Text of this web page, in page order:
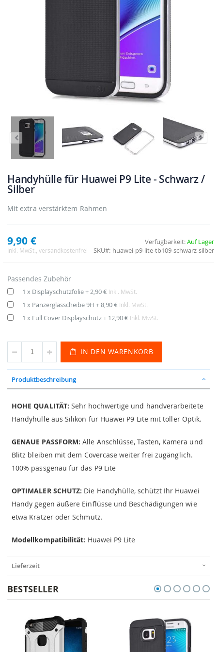
Handyhülle für Huawei P9 Lite - Schwarz /
Silber
Mit extra verstärktem Rahmen
9,90 €
Inkl. MwSt. , versandkostenfrei
Verfügbarkeit:Auf Lager
SKU
huawei-p9-lite-tb109-schwarz-silber
Passendes Zubehör
1 x Displayschutzfolie+ 2,90 € Inkl. MwSt.
1 x Panzerglasscheibe 9H +8,90 € Inkl. MwSt.
1 x Full Cover Displayschutz+ 12,90 € Inkl. MwSt.
IN DEN WARENKORB
Produktbeschreibung
HOHE QUALITÄT: Sehr hochwertige und handverarbeitete
Handyhülle aus Silikon für Huawei P9 Lite mit toller Optik.
GENAUE PASSFORM: Alle Anschlüsse, Tasten, Kamera und
Blitz bleiben mit dem Covercase weiter frei zugänglich.
100% passgenau für das P9 Lite
OPTIMALER SCHUTZ: Die Handyhülle, schützt Ihr Huawei
Handy gegen äußere Einflüsse und Beschädigungen wie
etwa Kratzer oder Schmutz.
Modellkompatibilität: Huawei P9 Lite
Lieferzeit
BESTSELLER